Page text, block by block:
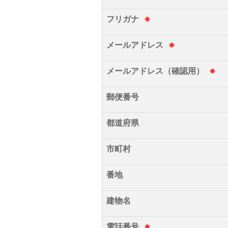
フリガナ ※
メールアドレス ※
メールアドレス（確認用） ※
郵便番号
都道府県
市町村
番地
建物名